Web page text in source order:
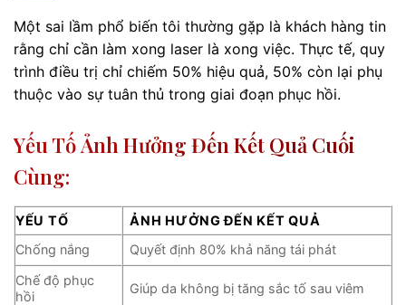
Một sai lầm phổ biến tôi thường gặp là khách hàng tin
rằng chỉ cần làm xong laser là xong việc. Thực tế, quy
trình điều trị chỉ chiếm 50% hiệu quả, 50% còn lại phụ
thuộc vào sự tuân thủ trong giai đoạn phục hồi.
Yếu Tố Ảnh Hưởng Đến Kết Quả Cuối
Cùng:
YẾU TỐ
ẢNH HƯỞNG ĐẾN KẾT QUẢ
Chống nắng
Quyết định 80% khả năng tái phát
Chế độ phục
hồi
Giúp da không bị tăng sắc tố sau viêm